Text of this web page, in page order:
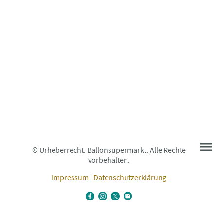
© Urheberrecht. Ballonsupermarkt. Alle Rechte
vorbehalten.
Impressum | Datenschutzerklärung